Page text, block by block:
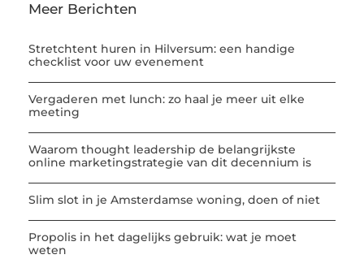
Meer Berichten
Stretchtent huren in Hilversum: een handige
checklist voor uw evenement
Vergaderen met lunch: zo haal je meer uit elke
meeting
Waarom thought leadership de belangrijkste
online marketingstrategie van dit decennium is
Slim slot in je Amsterdamse woning, doen of niet
Propolis in het dagelijks gebruik: wat je moet
weten